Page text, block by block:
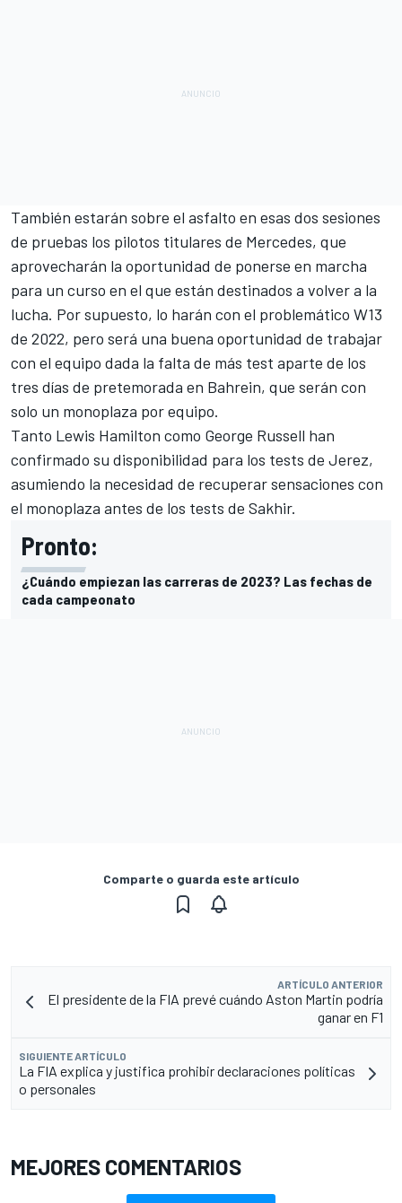
También estarán sobre el asfalto en esas dos sesiones
de pruebas los pilotos titulares de Mercedes, que
aprovecharán la oportunidad de ponerse en marcha
para un curso en el que están destinados a volver a la
lucha. Por supuesto, lo harán con el problemático W13
de 2022, pero será una buena oportunidad de trabajar
con el equipo dada la falta de más test aparte de los
tres días de pretemorada en Bahrein, que serán con
solo un monoplaza por equipo.
Tanto Lewis Hamilton como George Russell han
confirmado su disponibilidad para los tests de Jerez,
asumiendo la necesidad de recuperar sensaciones con
el monoplaza antes de los tests de Sakhir.
Pronto:
¿Cuándo empiezan las carreras de 2023? Las fechas de
cada campeonato
Comparte o guarda este artículo
ARTÍCULO ANTERIOR
El presidente de la FIA prevé cuándo Aston Martin podría
ganar en F1
SIGUIENTE ARTÍCULO
La FIA explica y justifica prohibir declaraciones políticas
o personales
MEJORES COMENTARIOS